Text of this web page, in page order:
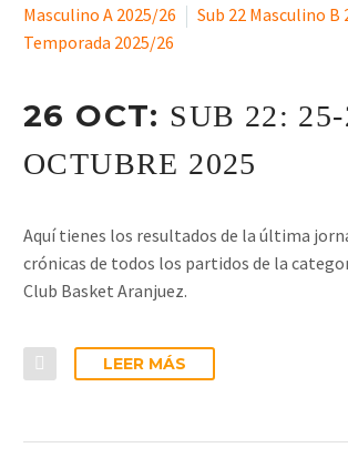
Masculino A 2025/26
Sub 22 Masculino B
Temporada 2025/26
26 OCT: SUB 22:
OCTUBRE 2025
Aquí tienes los resultados de la última
crónicas de todos los partidos de la
Club Basket Aranjuez.
LEER MÁS